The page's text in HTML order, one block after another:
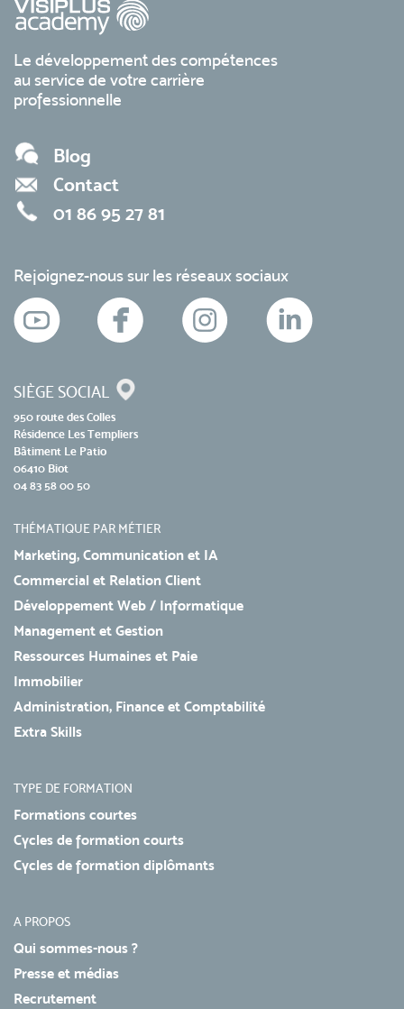
Le développement des compétences
au service de votre carrière
professionnelle
Blog
Contact
01 86 95 27 81
Rejoignez-nous sur les réseaux sociaux
SIÈGE SOCIAL
950 route des Colles
Résidence Les Templiers
Bâtiment Le Patio
06410 Biot
04 83 58 00 50
THÉMATIQUE PAR MÉTIER
Marketing, Communication et IA
Commercial et Relation Client
Développement Web / Informatique
Management et Gestion
Ressources Humaines et Paie
Immobilier
Administration, Finance et Comptabilité
Extra Skills
TYPE DE FORMATION
Formations courtes
Cycles de formation courts
Cycles de formation diplômants
A PROPOS
Qui sommes-nous ?
Presse et médias
Recrutement